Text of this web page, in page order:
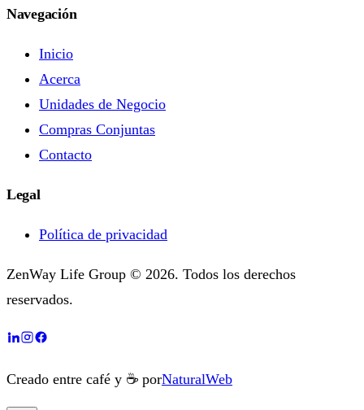
Navegación
Inicio
Acerca
Unidades de Negocio
Compras Conjuntas
Contacto
Legal
Política de privacidad
ZenWay Life Group © 2026. Todos los derechos
reservados.
Creado entre café y ☕ porNaturalWeb